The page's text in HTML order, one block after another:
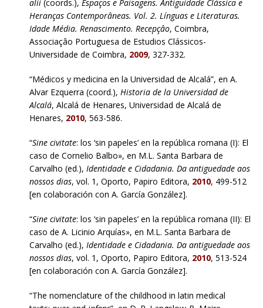
alii (coords.), Espaços e Paisagens. Antiguidade Clássica e
Heranças Contemporâneas. Vol. 2. Línguas e Literaturas.
Idade Média. Renascimento. Recepçâo, Coimbra,
Associaçâo Portuguesa de Estudios Clássicos-
Universidade de Coimbra, 2009, 327-332.
“Médicos y medicina en la Universidad de Alcalá”, en A.
Alvar Ezquerra (coord.), Historia de la Universidad de
Alcalá, Alcalá de Henares, Universidad de Alcalá de
Henares, 2010, 563-586.
“Sine civitate: los ‘sin papeles’ en la república romana (I): El
caso de Cornelio Balbo», en M.L. Santa Barbara de
Carvalho (ed.), Identidade e Cidadania. Da antiguedade aos
nossos dias, vol. 1, Oporto, Papiro Editora, 2010, 499-512
[en colaboración con A. García González].
“Sine civitate: los ‘sin papeles’ en la república romana (II): El
caso de A. Licinio Arquías», en M.L. Santa Barbara de
Carvalho (ed.), Identidade e Cidadania. Da antiguedade aos
nossos dias, vol. 1, Oporto, Papiro Editora, 2010, 513-524
[en colaboración con A. García González].
“The nomenclature of the childhood in latin medical